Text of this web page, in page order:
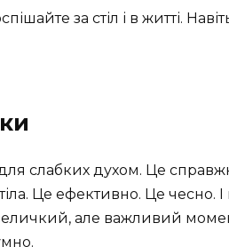
за стіл і в житті.
слабких духом. Це
Це ефективно. Це чесно.
але важливий